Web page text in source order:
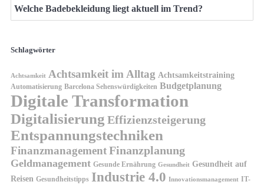
Welche Badebekleidung liegt aktuell im Trend?
Schlagwörter
Achtsamkeit Achtsamkeit im Alltag Achtsamkeitstraining
Automatisierung Barcelona Sehenswürdigkeiten Budgetplanung
Digitale Transformation
Digitalisierung Effizienzsteigerung
Entspannungstechniken
FinanzmanagementFinanzplanung
Geldmanagement Gesunde Ernährung Gesundheit Gesundheit auf
Reisen Gesundheitstipps Industrie 4.0 Innovationsmanagement IT-